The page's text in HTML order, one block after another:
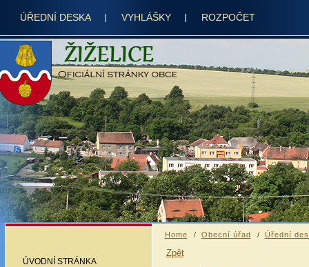
ÚŘEDNÍ DESKA VYHLÁŠKY ROZPOČET
ÚVODNÍ STRÁNKA
Home Obecní úřad Úřední
Zpět